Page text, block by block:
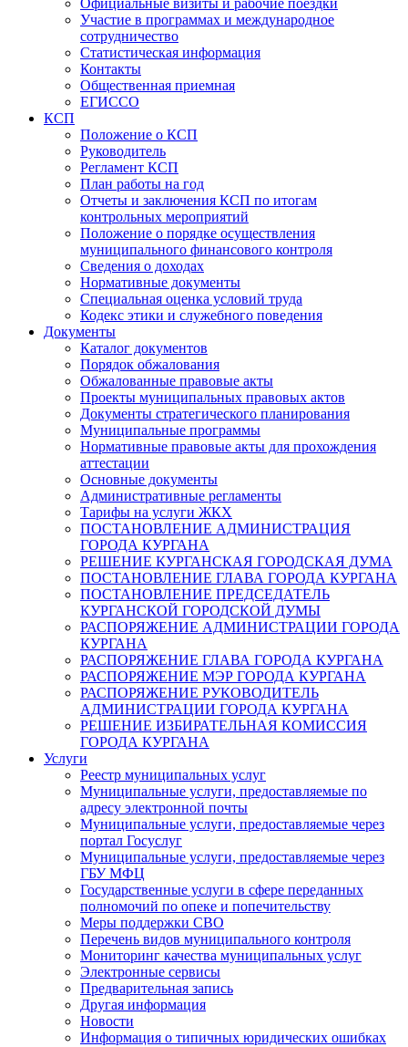
Официальные визиты и рабочие поездки
Участие в программах и международное
сотрудничество
Статистическая информация
Контакты
Общественная приемная
ЕГИССО
КСП
Положение о КСП
Руководитель
Регламент КСП
План работы на год
Отчеты и заключения КСП по итогам
контрольных мероприятий
Положение о порядке осуществления
муниципального финансового контроля
Сведения о доходах
Нормативные документы
Специальная оценка условий труда
Кодекс этики и служебного поведения
Документы
Каталог документов
Порядок обжалования
Обжалованные правовые акты
Проекты муниципальных правовых актов
Документы стратегического планирования
Муниципальные программы
Нормативные правовые акты для прохождения
аттестации
Основные документы
Административные регламенты
Тарифы на услуги ЖКХ
ПОСТАНОВЛЕНИЕ АДМИНИСТРАЦИЯ
ГОРОДА КУРГАНА
РЕШЕНИЕ КУРГАНСКАЯ ГОРОДСКАЯ ДУМА
ПОСТАНОВЛЕНИЕ ГЛАВА ГОРОДА КУРГАНА
ПОСТАНОВЛЕНИЕ ПРЕДСЕДАТЕЛЬ
КУРГАНСКОЙ ГОРОДСКОЙ ДУМЫ
РАСПОРЯЖЕНИЕ АДМИНИСТРАЦИИ ГОРОДА
КУРГАНА
РАСПОРЯЖЕНИЕ ГЛАВА ГОРОДА КУРГАНА
РАСПОРЯЖЕНИЕ МЭР ГОРОДА КУРГАНА
РАСПОРЯЖЕНИЕ РУКОВОДИТЕЛЬ
АДМИНИСТРАЦИИ ГОРОДА КУРГАНА
РЕШЕНИЕ ИЗБИРАТЕЛЬНАЯ КОМИССИЯ
ГОРОДА КУРГАНА
Услуги
Реестр муниципальных услуг
Муниципальные услуги, предоставляемые по
адресу электронной почты
Муниципальные услуги, предоставляемые через
портал Госуслуг
Муниципальные услуги, предоставляемые через
ГБУ МФЦ
Государственные услуги в сфере переданных
полномочий по опеке и попечительству
Меры поддержки СВО
Перечень видов муниципального контроля
Мониторинг качества муниципальных услуг
Электронные сервисы
Предварительная запись
Другая информация
Новости
Информация о типичных юридических ошибках